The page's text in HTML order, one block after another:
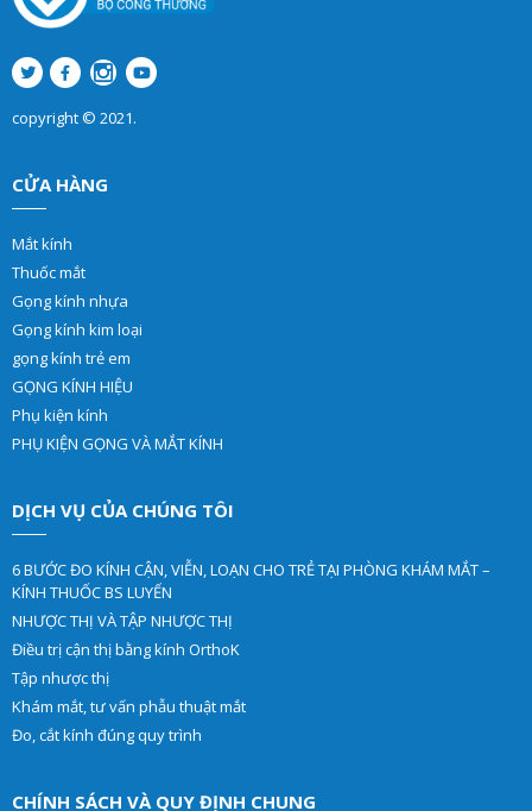
copyright © 2021.
CỬA HÀNG
Mắt kính
Thuốc mắt
Gọng kính nhựa
Gọng kính kim loại
gọng kính trẻ em
GỌNG KÍNH HIỆU
Phụ kiện kính
PHỤ KIỆN GỌNG VÀ MẮT KÍNH
DỊCH VỤ CỦA CHÚNG TÔI
6 BƯỚC ĐO KÍNH CẬN, VIỄN, LOẠN CHO TRẺ TẠI PHÒNG KHÁM MẮT –
KÍNH THUỐC BS LUYẾN
NHƯỢC THỊ VÀ TẬP NHƯỢC THỊ
Điều trị cận thị bằng kính OrthoK
Tập nhược thị
Khám mắt, tư vấn phẫu thuật mắt
Đo, cắt kính đúng quy trình
CHÍNH SÁCH VÀ QUY ĐỊNH CHUNG